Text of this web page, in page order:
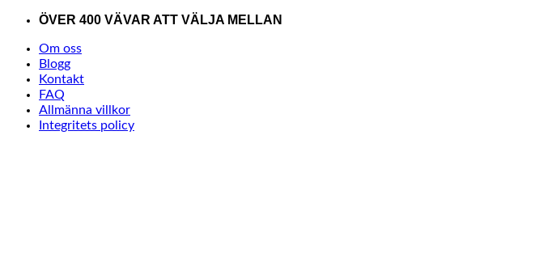
Skip
content
ÖVER 400 VÄVAR ATT VÄLJA MELLAN
Om oss
Blogg
Kontakt
FAQ
Allmänna villkor
Integritets policy